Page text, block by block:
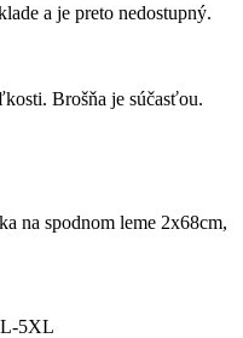
a je preto nedostupný.
Brošňa je súčasťou.
na spodnom leme 2x68cm,
5XL